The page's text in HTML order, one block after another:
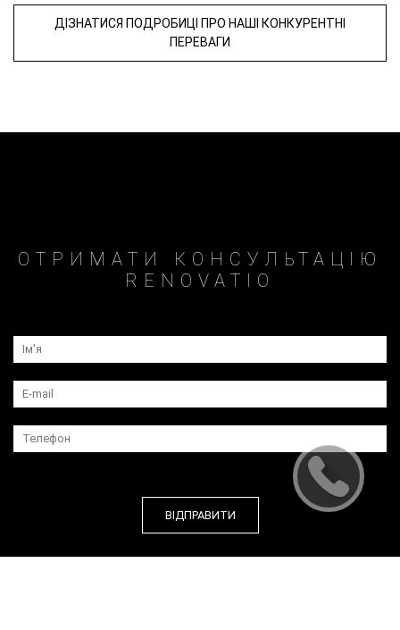
ДІЗНАТИСЯ ПОДРОБИЦІ ПРО НАШІ КОНКУРЕНТНІ
ПЕРЕВАГИ
ОТРИМАТИ КОНСУЛЬТАЦІЮ
RENOVATIO